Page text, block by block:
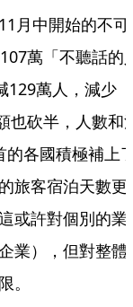
月中開始的不可
萬「不聽話的
129萬人，減少
也砍半，人數和
的各國積極補上
旅客宿泊天數更
或許對個別的業
業），但對整體
。